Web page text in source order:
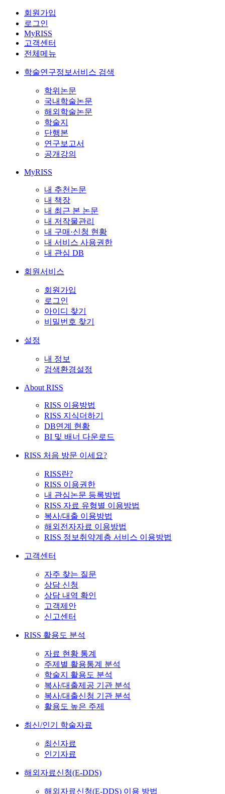
회원가입
로그인
MyRISS
고객센터
전체메뉴
학술연구정보서비스 검색
학위논문
국내학술논문
해외학술논문
학술지
단행본
연구보고서
공개강의
MyRISS
내 추천논문
내 책장
내 최근 본 논문
내 저작물관리
내 구매·신청 현황
내 서비스 사용권한
내 관심 DB
회원서비스
회원가입
로그인
아이디 찾기
비밀번호 찾기
설정
내 정보
검색환경설정
About RISS
RISS 이용방법
RISS 지식더하기
DB연계 현황
BI 및 배너 다운로드
RISS 처음 방문 이세요?
RISS란?
RISS 이용권한
내 관심논문 등록방법
RISS 자료 유형별 이용방법
복사/대출 이용방법
해외전자자료 이용방법
RISS 정보취약계층 서비스 이용방법
고객센터
자주 찾는 질문
상담 신청
상담 내역 확인
고객제안
신고센터
RISS 활용도 분석
자료 현황 통계
주제별 활용통계 분석
학술지 활용도 분석
복사/대출제공 기관 분석
복사/대출신청 기관 분석
활용도 높은 주제
최신/인기 학술자료
최신자료
인기자료
해외자료신청(E-DDS)
해외자료신청(E-DDS) 이용 방법